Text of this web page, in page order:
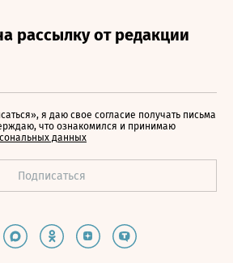
я даю свое согласие получать письма
что ознакомился и принимаю
данных